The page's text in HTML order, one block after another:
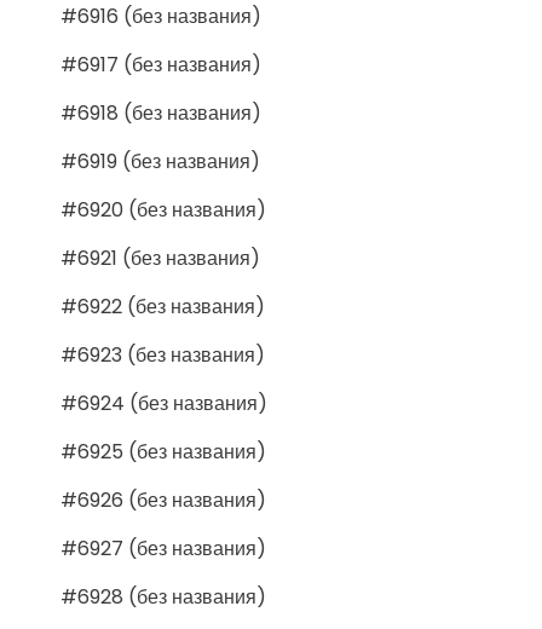
#6916 (без названия)
#6917 (без названия)
#6918 (без названия)
#6919 (без названия)
#6920 (без названия)
#6921 (без названия)
#6922 (без названия)
#6923 (без названия)
#6924 (без названия)
#6925 (без названия)
#6926 (без названия)
#6927 (без названия)
#6928 (без названия)